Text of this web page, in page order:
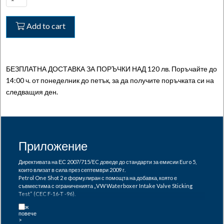
One
Shot
-
биетанол
Add to cart
БЕЗПЛАТНА ДОСТАВКА ЗА ПОРЪЧКИ НАД 120 лв. Поръчайте до
14:00 ч. от понеделник до петък, за да получите поръчката си на
следващия ден.
Приложение
Директивата на ЕС 2007/715/EC доведе до стандарти за емисии Euro 5,
които влизат в сила през септември 2009 г.
Petrol One Shot 2 е формулиран с помощта на добавка, която е
съвместима с ограниченията „VW Waterboxer Intake Valve Sticking
Test“ (CEC F-16-T -96).
биоетанол съгласно директива на ЕС 2001/77/EC : Petrol One Shot 2 ще
поеме всяка вода в системата получена от разделянето на вода с етанол.